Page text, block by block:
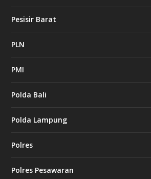
Pesisir Barat
PLN
PMI
Polda Bali
Polda Lampung
Polres
Polres Pesawaran